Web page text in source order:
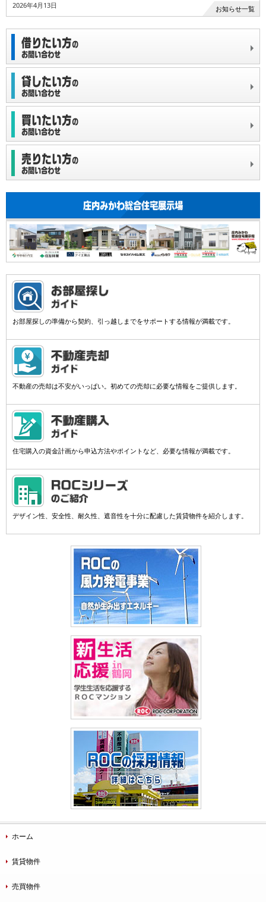
2026年4月13日 お知らせ一覧
お部屋探しの準備から契約、引っ越しまでをサポートする情報が満載です。
不動産の売却は不安がいっぱい。初めての売却に必要な情報をご提供します。
住宅購入の資金計画から申込方法やポイントなど、必要な情報が満載です。
デザイン性、安全性、耐久性、遮音性を十分に配慮した賃貸物件を紹介します。
ホーム
賃貸物件
売買物件